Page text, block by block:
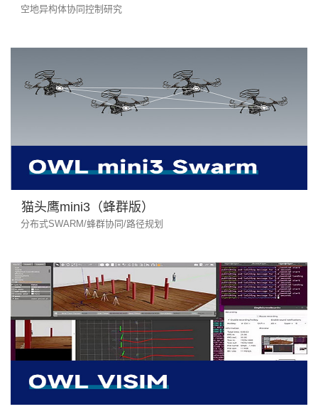
空地异构体协同控制研究
猫头鹰mini3（蜂群版）
分布式SWARM/蜂群协同/路径规划